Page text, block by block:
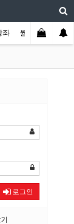
좌 월수강권 결제
로그인